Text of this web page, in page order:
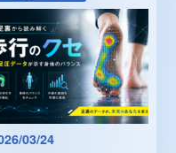
03/24